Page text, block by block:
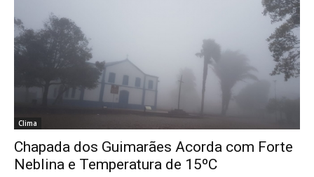
Clima
Chapada dos Guimarães Acorda com Forte
Neblina e Temperatura de 15ºC